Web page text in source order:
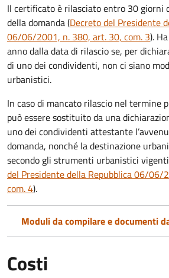
Il certificato è rilasciato entro 30 giorni
della domanda (Decreto del Presidente
06/06/2001, n. 380, art. 30, com. 3).
anno dalla data di rilascio se, per
di uno dei condividenti, non ci siano
urbanistici.
In caso di mancato rilascio nel termine
può essere sostituito da una
uno dei condividenti attestante
domanda, nonché la destinazione
secondo gli strumenti urbanistici
del Presidente della Repubblica 06/06/
com. 4).
Moduli da compilare e documenti
Costi